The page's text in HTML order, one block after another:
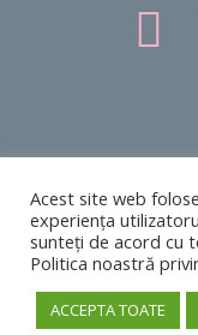
©EDITURA
CREAT DE
Acest site web
experiența
sunteți de acord cu
Politica noastră
ACCEPTA TOATE